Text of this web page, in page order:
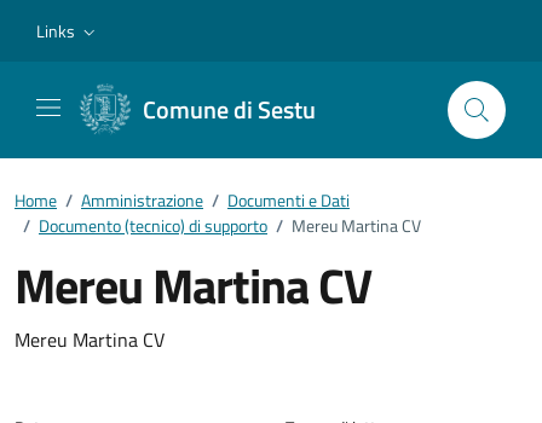
Links
Comune di Sestu
Home / Amministrazione / Documenti e Dati
/ Documento (tecnico) di supporto / Mereu Martina CV
Mereu Martina CV
Dettagli del documento
Mereu Martina CV